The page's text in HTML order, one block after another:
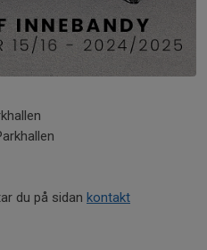
du på sidan kontakt